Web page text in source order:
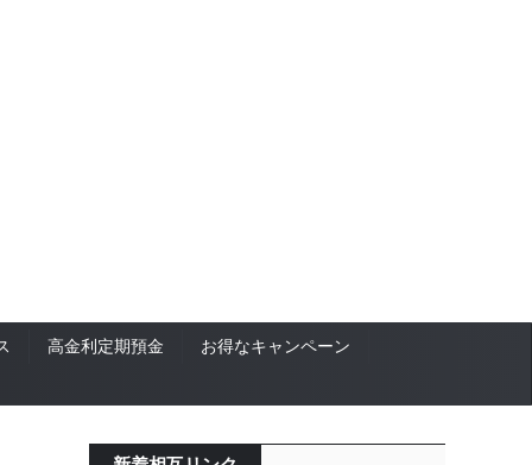
高金利定期預金 お得なキャンペーン